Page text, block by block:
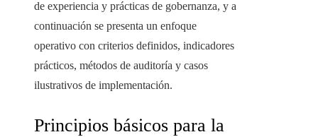
de experiencia y prácticas de gobernanza, y a
continuación se presenta un enfoque
operativo con criterios definidos, indicadores
prácticos, métodos de auditoría y casos
ilustrativos de implementación.
Principios básicos para la